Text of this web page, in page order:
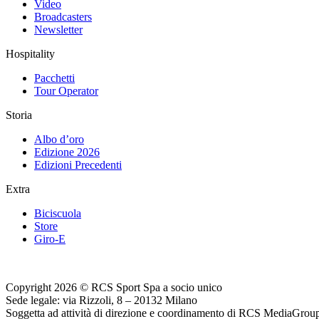
Video
Broadcasters
Newsletter
Hospitality
Pacchetti
Tour Operator
Storia
Albo d’oro
Edizione 2026
Edizioni Precedenti
Extra
Biciscuola
Store
Giro-E
Copyright 2026 © RCS Sport Spa a socio unico
Sede legale: via Rizzoli, 8 – 20132 Milano
Soggetta ad attività di direzione e coordinamento di RCS